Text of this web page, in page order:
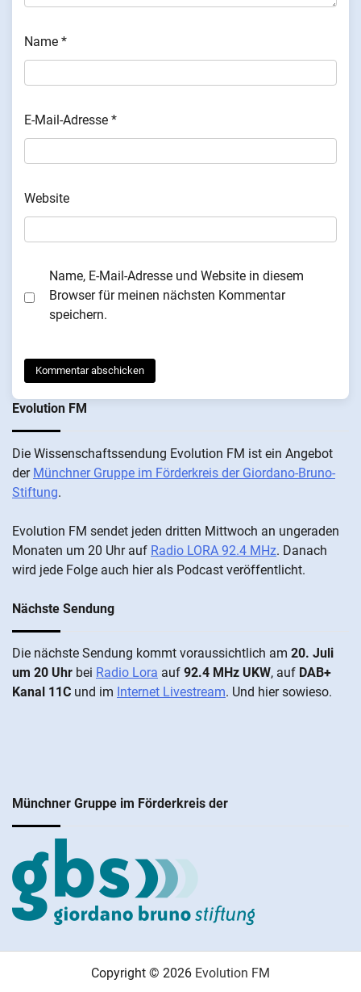
Name *
E-Mail-Adresse *
Website
Name, E-Mail-Adresse und Website in diesem
Browser für meinen nächsten Kommentar
speichern.
Evolution FM
Die Wis­sen­schafts­send­ung Evolution FM ist ein An­ge­bot
der Münch­ner Grup­pe im För­der­kreis der Gi­ordano-Bruno-
Stiftung.
Evolution FM sen­det je­den drit­ten Mitt­woch an un­ge­ra­den
Mo­nat­en um 20 Uhr auf Radio LORA 92.4 MHz. Da­nach
wird je­de Fol­ge auch hier als Pod­cast ver­öffentlicht.
Nächste Sendung
Die näch­ste Sen­dung kommt vor­aus­sicht­lich am 20. Juli
um 20 Uhr bei Radio Lora auf 92.4 MHz UKW, auf DAB+
Kanal 11C und im Internet Livestream. Und hier sowieso.
Münchner Gruppe im Förderkreis der
Copyright © 2026 Evolution FM